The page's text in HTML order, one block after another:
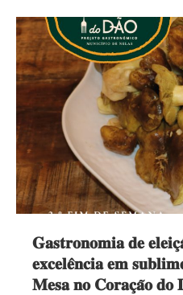
𝐆𝐚𝐬𝐭𝐫𝐨𝐧𝐨𝐦𝐢𝐚 𝐝𝐞
𝐞𝐱𝐜𝐞𝐥𝐞̂𝐧𝐜𝐢𝐚 𝐞𝐦
𝐌𝐞𝐬𝐚 𝐧𝐨 𝐂𝐨𝐫𝐚𝐜̧𝐚̃𝐨 𝐝𝐨